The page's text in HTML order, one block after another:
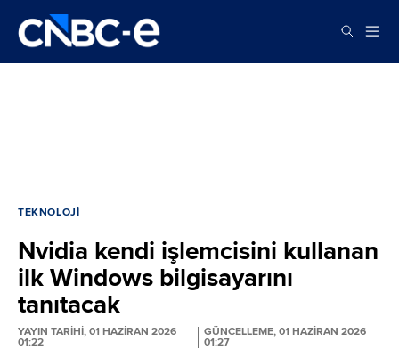
TEKNOLOJI
Nvidia kendi işlemcisini kullanan
ilk Windows bilgisayarını
tanıtacak
YAYIN TARİHİ, 01 HAZIRAN 2026
01:22
GÜNCELLEME, 01 HAZIRAN 2026
01:27